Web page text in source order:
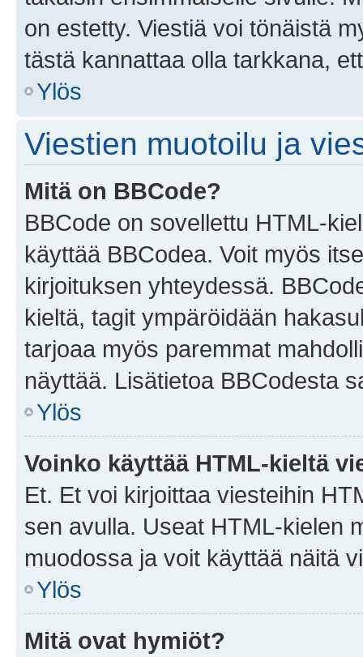
on estetty. Viestiä voi tönäistä
tästä kannattaa olla tarkkana,
Ylös
Viestien muotoilu ja
Mitä on BBCode?
BBCode on sovellettu HTML-
käyttää BBCodea. Voit myös
kirjoituksen yhteydessä.
kieltä, tagit ympäröidään
tarjoaa myös paremmat
näyttää. Lisätietoa BBCodesta
Ylös
Voinko käyttää HTML-kieltä
Et. Et voi kirjoittaa viesteihin
sen avulla. Useat HTML-kielen
muodossa ja voit käyttää näitä
Ylös
Mitä ovat hymiöt?